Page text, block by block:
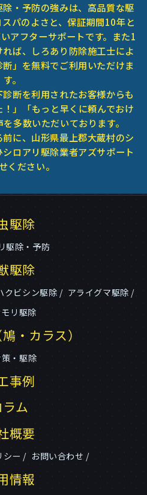
・予防の強みは、高品質な駆
パのよさと、保証期間10年と
アフターサポートです。また1
ば、しろあり防除施工士によ
」を無料でご利用いただけま
す。
断を利用されたお客様からも
！」「もっと早くに頼んでおけ
多数いただいております。
に、山形県最上郡大蔵村のシ
ロアリ駆除業者アズサポート
ください。
駆除
駆除・予防
駆除
クビシン駆除
アライグマ駆除
モリ駆除
・カラス）
・駆除
事例
ラム
概要
シー お問い合わせ
情報